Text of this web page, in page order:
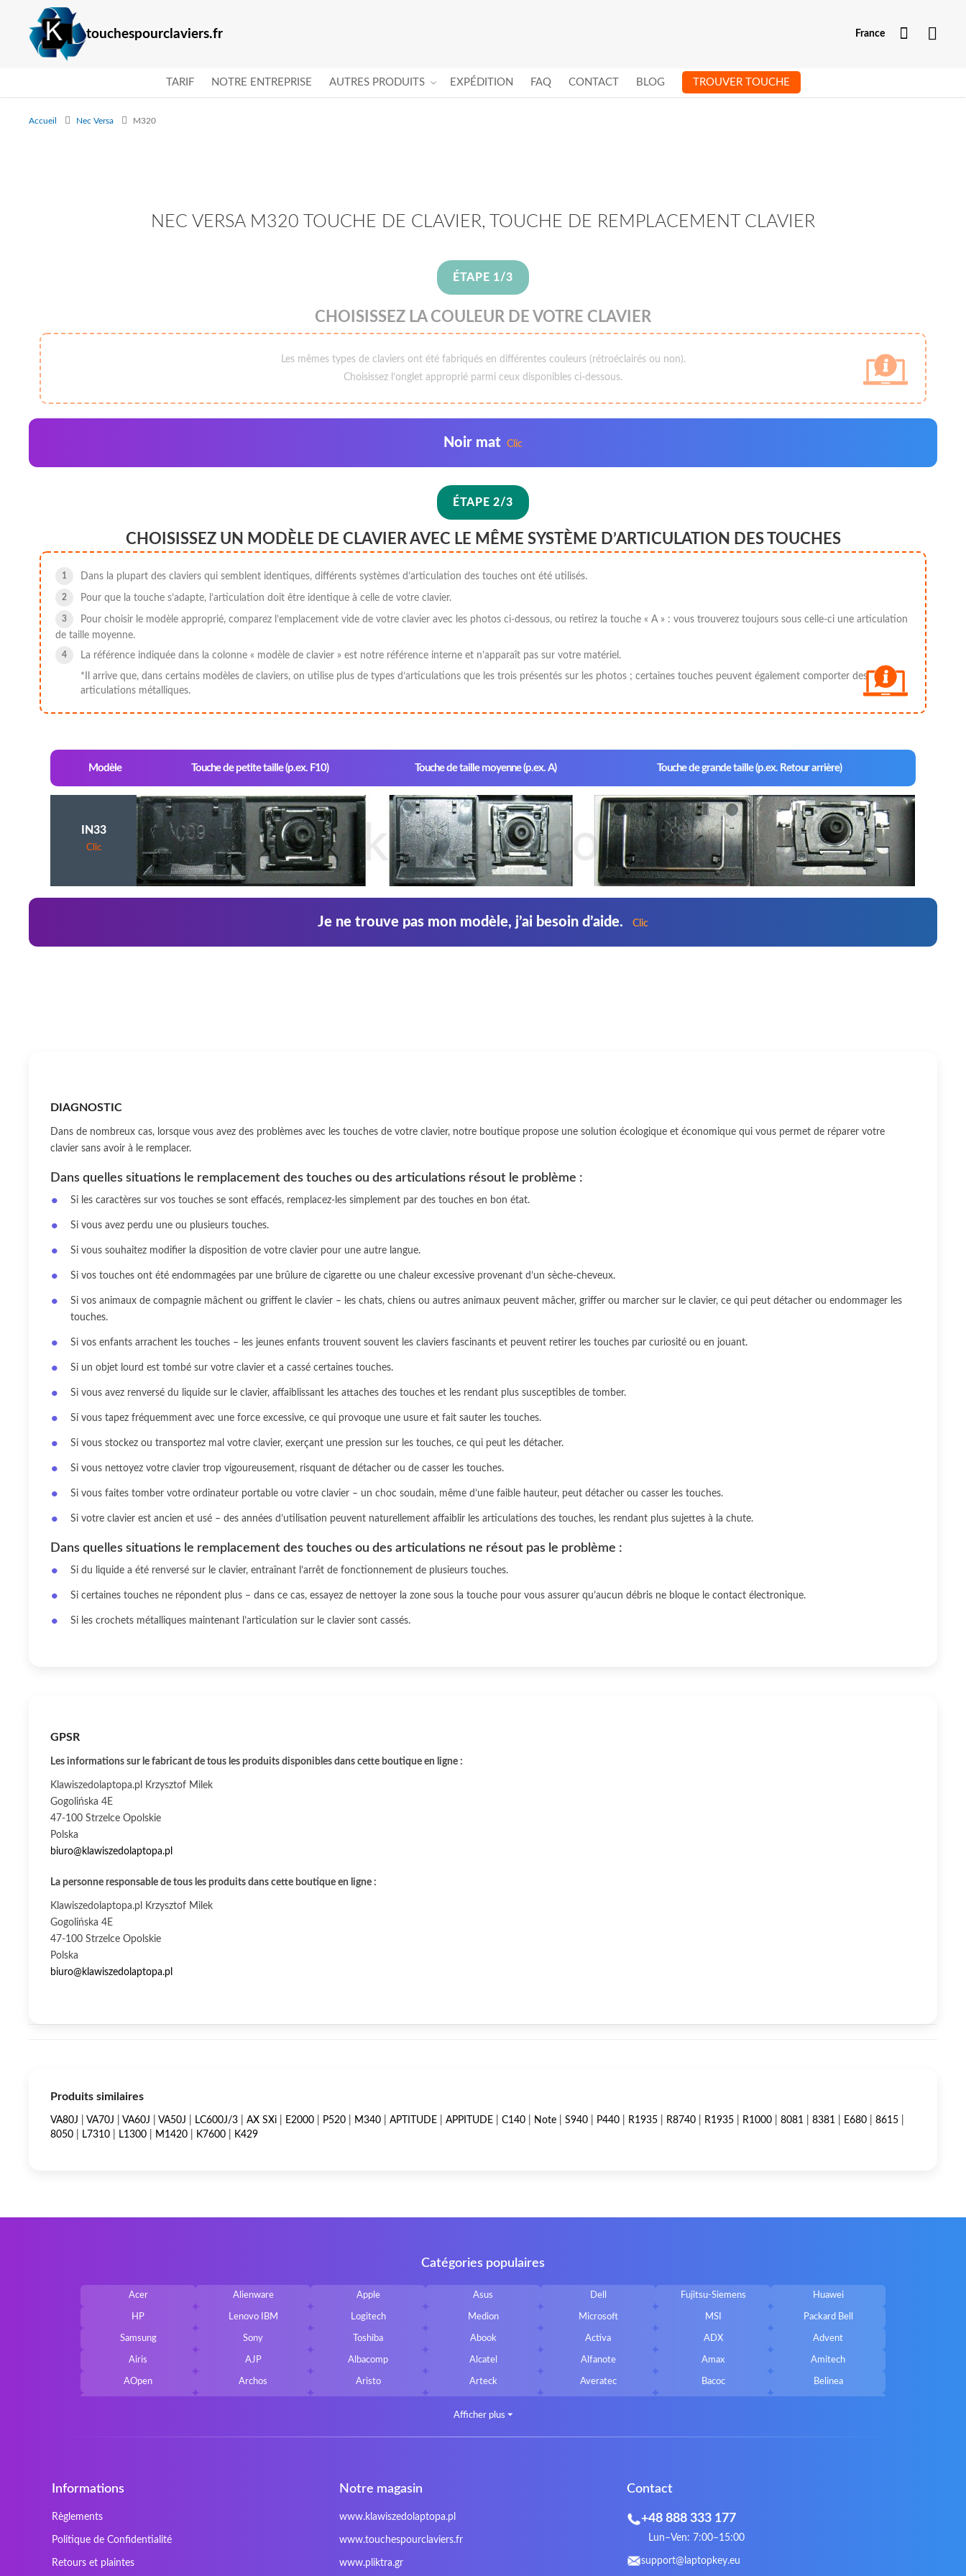
touchespourclaviers.fr France
Mon
TARIF NOTRE ENTREPRISE AUTRES PRODUITS EXPÉDITION FAQ CONTACT BLOG TROUVER TOUCHE
Accueil Nec Versa M320
NEC VERSA M320 TOUCHE DE CLAVIER, TOUCHE DE REMPLACEMENT CLAVIER
ÉTAPE 1/3
CHOISISSEZ LA COULEUR DE VOTRE CLAVIER
Les mêmes types de claviers ont été fabriqués en différentes couleurs (rétroéclairés ou non).
Choisissez l’onglet approprié parmi ceux disponibles ci-dessous.
Noir mat Clic
ÉTAPE 2/3
CHOISISSEZ UN MODÈLE DE CLAVIER AVEC LE MÊME SYSTÈME D’ARTICULATION DES TOUCHES
Dans la plupart des claviers qui semblent identiques, différents systèmes d’articulation des touches ont été utilisés.
Pour que la touche s’adapte, l’articulation doit être identique à celle de votre clavier.
Pour choisir le modèle approprié, comparez l’emplacement vide de votre clavier avec les photos ci-dessous, ou retirez la touche « A » : vous trouverez toujours sous celle-ci une articulation
de taille moyenne.
La référence indiquée dans la colonne « modèle de clavier » est notre référence interne et n’apparaît pas sur votre matériel.
*Il arrive que, dans certains modèles de claviers, on utilise plus de types d’articulations que les trois présentés sur les photos ; certaines touches peuvent également comporter des
articulations métalliques.
Modèle Touche de petite taille (p.ex. F10) Touche de taille moyenne (p.ex. A) Touche de grande taille (p.ex. Retour arrière)
IN33
Clic
Je ne trouve pas mon modèle, j’ai besoin d’aide. Clic
DIAGNOSTIC
Dans de nombreux cas, lorsque vous avez des problèmes avec les touches de votre clavier, notre boutique propose une solution écologique et économique qui vous permet de réparer votre
clavier sans avoir à le remplacer.
Dans quelles situations le remplacement des touches ou des articulations résout le problème :
Si les caractères sur vos touches se sont effacés, remplacez-les simplement par des touches en bon état.
Si vous avez perdu une ou plusieurs touches.
Si vous souhaitez modifier la disposition de votre clavier pour une autre langue.
Si vos touches ont été endommagées par une brûlure de cigarette ou une chaleur excessive provenant d’un sèche-cheveux.
Si vos animaux de compagnie mâchent ou griffent le clavier – les chats, chiens ou autres animaux peuvent mâcher, griffer ou marcher sur le clavier, ce qui peut détacher ou endommager les
touches.
Si vos enfants arrachent les touches – les jeunes enfants trouvent souvent les claviers fascinants et peuvent retirer les touches par curiosité ou en jouant.
Si un objet lourd est tombé sur votre clavier et a cassé certaines touches.
Si vous avez renversé du liquide sur le clavier, affaiblissant les attaches des touches et les rendant plus susceptibles de tomber.
Si vous tapez fréquemment avec une force excessive, ce qui provoque une usure et fait sauter les touches.
Si vous stockez ou transportez mal votre clavier, exerçant une pression sur les touches, ce qui peut les détacher.
Si vous nettoyez votre clavier trop vigoureusement, risquant de détacher ou de casser les touches.
Si vous faites tomber votre ordinateur portable ou votre clavier – un choc soudain, même d’une faible hauteur, peut détacher ou casser les touches.
Si votre clavier est ancien et usé – des années d’utilisation peuvent naturellement affaiblir les articulations des touches, les rendant plus sujettes à la chute.
Dans quelles situations le remplacement des touches ou des articulations ne résout pas le problème :
Si du liquide a été renversé sur le clavier, entraînant l’arrêt de fonctionnement de plusieurs touches.
Si certaines touches ne répondent plus – dans ce cas, essayez de nettoyer la zone sous la touche pour vous assurer qu’aucun débris ne bloque le contact électronique.
Si les crochets métalliques maintenant l’articulation sur le clavier sont cassés.
GPSR
Les informations sur le fabricant de tous les produits disponibles dans cette boutique en ligne :
Klawiszedolaptopa.pl Krzysztof Milek
Gogolińska 4E
47-100 Strzelce Opolskie
Polska
biuro@klawiszedolaptopa.pl
La personne responsable de tous les produits dans cette boutique en ligne :
Klawiszedolaptopa.pl Krzysztof Milek
Gogolińska 4E
47-100 Strzelce Opolskie
Polska
biuro@klawiszedolaptopa.pl
Produits similaires
VA80J |VA70J |VA60J |VA50J LC600J/3 |AX SXi E2000 P520 M340 |APTITUDE |APPITUDE |C140 Note |S940 P440 R1935 R8740 R1935 R1000 |8081 |8381 E680 |8615
8050
L7310 L1300 M1420 K7600 K429
Catégories populaires
Acer Alienware Apple Asus Dell Fujitsu-Siemens Huawei
HP Lenovo IBM Logitech Medion Microsoft MSI Packard Bell
Samsung Sony Toshiba Abook Activa ADX Advent
Airis AJP Albacomp Alcatel Alfanote Amax Amitech
AOpen Archos Aristo Arteck Averatec Bacoc Belinea
Gericom Gigabyte
Inphic Iridium Mesh Pegasus Issam
Kurio
Lynx
Afficher plus ⏷
Informations
Règlements
Politique de Confidentialité
Retours et plaintes
Notre magasin
www.klawiszedolaptopa.pl
www.touchespourclaviers.fr
www.pliktra.gr
Contact
+48 888 333 177
Lun–Ven: 7:00–15:00
support@laptopkey.eu